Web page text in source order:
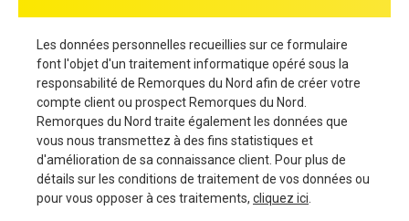
Les données personnelles recueillies sur ce formulaire
font l'objet d'un traitement informatique opéré sous la
responsabilité de Remorques du Nord afin de créer votre
compte client ou prospect Remorques du Nord.
Remorques du Nord traite également les données que
vous nous transmettez à des fins statistiques et
d'amélioration de sa connaissance client. Pour plus de
détails sur les conditions de traitement de vos données ou
pour vous opposer à ces traitements, cliquez ici